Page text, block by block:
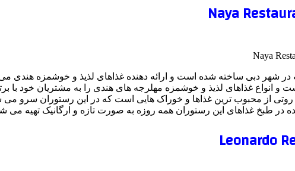
شهر دبی ساخته شده است و ارائه دهنده غذاهای لذیذ و خوشمزه هندی
و انواع غذاهای لذیذ و خوشمزه مهلرجه های هندی را به مشتریان خود با
روتی از محبوب ترین غذاها و خوراک هایی است که در این رستوران سرو می
در طبخ غذاهای این رستوران همه روزه به صورت تازه و ارگانیک تهیه می